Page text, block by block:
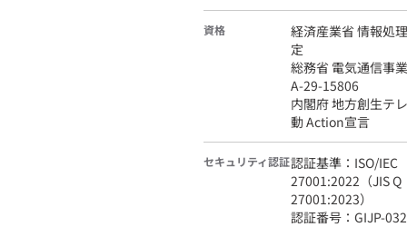
資格
経済産業省 情報処
定
総務省 電気通信事
A-29-15806
内閣府 地方創生テ
動 Action宣言
セキュリティ認証認証基準：ISO/IEC
27001:2022（JIS Q
27001:2023）
認証番号：GIJP-